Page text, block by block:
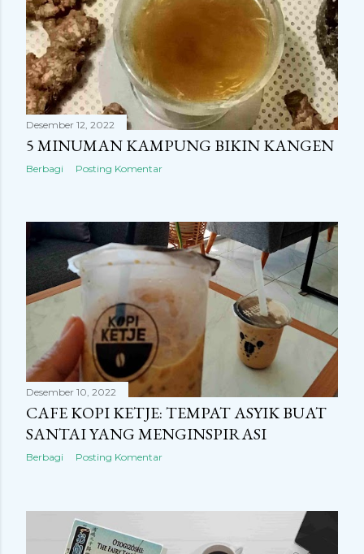
Desember 12, 2022
5 MINUMAN KAMPUNG BIKIN KANGEN
Berbagi Posting Komentar
Desember 10, 2022
CAFE KOPI KETJE: TEMPAT ASYIK BUAT
SANTAI YANG MENGINSPIRASI
Berbagi Posting Komentar